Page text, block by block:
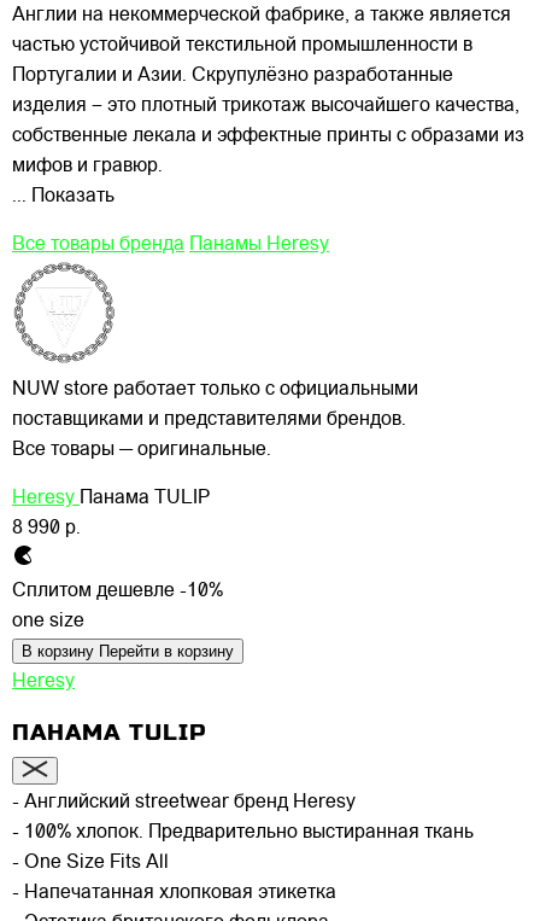
Англии на некоммерческой фабрике, а также является
частью устойчивой текстильной промышленности в
Португалии и Азии. Скрупулёзно разработанные
изделия – это плотный трикотаж высочайшего качества,
собственные лекала и эффектные принты с образами из
мифов и гравюр.
... Показать
Все товары бренда Панамы Heresy
NUW store работает только с официальными
поставщиками и представителями брендов.
Все товары — оригинальные.
Heresy
Панама TULIP
8 990 р.
Сплитом дешевле -10%
one size
В корзину Перейти в корзину
Heresy
ПАНАМА TULIP
- Английский streetwear бренд Heresy
- 100% хлопок. Предварительно выстиранная ткань
- One Size Fits All
- Напечатанная хлопковая этикетка